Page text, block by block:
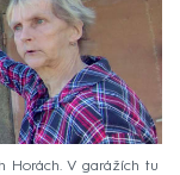
Horách. V garážích tu